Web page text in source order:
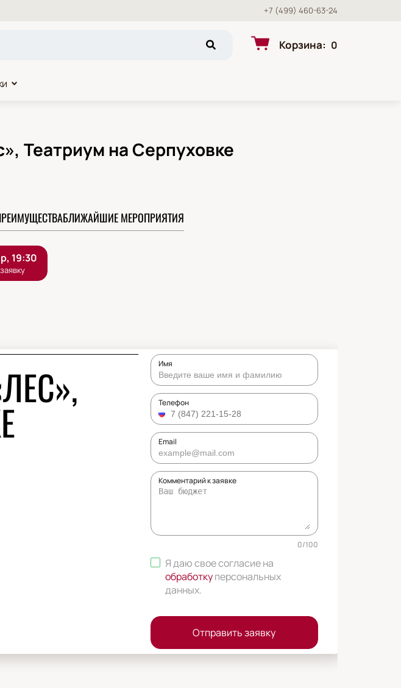
+7 (499) 460-63-24
Корзина: 0
Театриум на Серпуховке
БЛИЖАЙШИЕ МЕРОПРИЯТИЯ
Имя
Телефон
Email
Комментарий к заявке
0/100
Я даю свое согласие на
обработкуперсональных
данных.
Отправить заявку